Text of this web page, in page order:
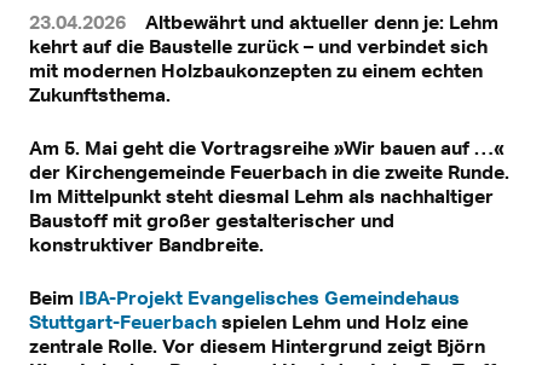
23.04.2026
Altbewährt und aktueller denn je: Lehm
kehrt auf die Baustelle zurück – und verbindet sich
mit modernen Holzbaukonzepten zu einem echten
Zukunftsthema.
Am 5. Mai geht die Vortragsreihe »Wir bauen auf …«
der Kirchengemeinde Feuerbach in die zweite Runde.
Im Mittelpunkt steht diesmal Lehm als nachhaltiger
Baustoff mit großer gestalterischer und
konstruktiver Bandbreite.
Beim IBA-Projekt Evangelisches Gemeindehaus
Stuttgart-Feuerbach spielen Lehm und Holz eine
zentrale Rolle. Vor diesem Hintergrund zeigt Björn